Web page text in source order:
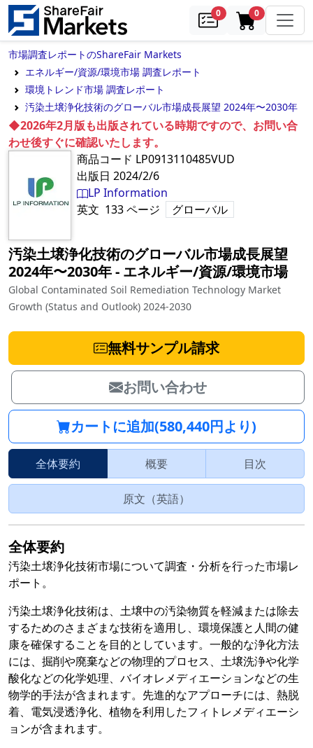
0samples0in cart
市場調査レポートのShareFair Markets
エネルギー/資源/環境市場 調査レポート
環境トレンド市場 調査レポート
汚染土壌浄化技術のグローバル市場成長展望 2024年〜2030年
◆2026年2月版も出版されている時期ですので、お問い合
わせ後すぐに確認いたします。
商品コード LP0913110485VUD
出版日 2024/2/6
LP Information
英文 133ページ グローバル
汚染土壌浄化技術のグローバル市場成長展望
2024年〜2030年‐ エネルギー/資源/環境市場
Global Contaminated Soil Remediation Technology Market
Growth (Status and Outlook) 2024-2030
無料サンプル請求
お問い合わせ
カートに追加(580,440円より)
全体要約 概要 目次
原文（英語）
全体要約
汚染土壌浄化技術市場について調査・分析を行った市場レ
ポート。
汚染土壌浄化技術は、土壌中の汚染物質を軽減または除去
するためのさまざまな技術を適用し、環境保護と人間の健
康を確保することを目的としています。一般的な浄化方法
には、掘削や廃棄などの物理的プロセス、土壌洗浄や化学
酸化などの化学処理、バイオレメディエーションなどの生
物学的手法が含まれます。先進的なアプローチには、熱脱
着、電気浸透浄化、植物を利用したフィトレメディエーシ
ョンが含まれます。